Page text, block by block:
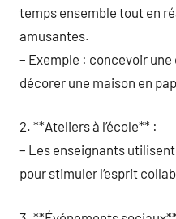
temps ensemble tout en
amusantes.
– Exemple : concevoir une
décorer une maison en
2. **Ateliers à l’école** :
– Les enseignants
pour stimuler l’esprit